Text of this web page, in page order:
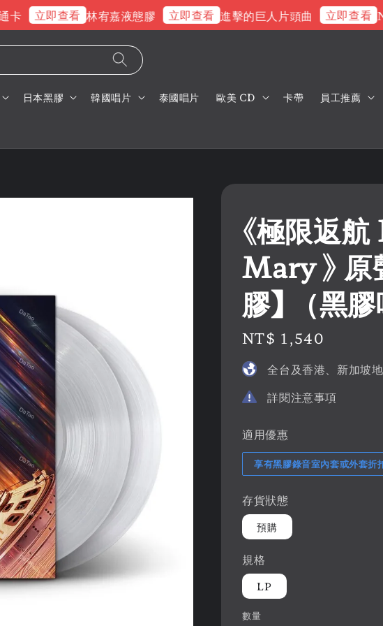
立即查看 林宥嘉液態膠 立即查看 進擊的巨人片頭曲 立即查看
日本黑膠 韓國唱片 泰國唱片 歐美 CD 卡帶 員工推薦
《極限返
Mary 》 原
膠】 （黑
Regular
price
NT$ 1,540
全台及香港、新加坡
詳閱注意事項
適用優惠
享有黑膠錄音室內套或外套折
存貨狀態
預購
規格
LP
數量